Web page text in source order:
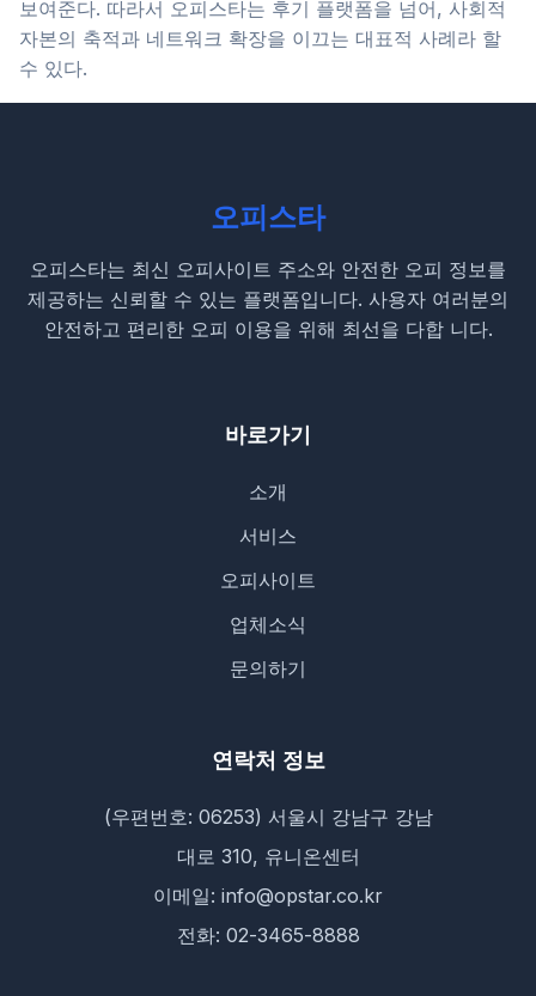
보여준다. 따라서 오피스타는 후기 플랫폼을 넘어, 사회적
자본의 축적과 네트워크 확장을 이끄는 대표적 사례라 할
수 있다.
오피스타
오피스타는 최신 오피사이트 주소와 안전한 오피 정보를
제공하는 신뢰할 수 있는 플랫폼입니다. 사용자 여러분의
안전하고 편리한 오피 이용을 위해 최선을 다합 니다.
바로가기
소개
서비스
오피사이트
업체소식
문의하기
연락처 정보
(우편번호: 06253) 서울시 강남구 강남
대로 310, 유니온센터
이메일: info@opstar.co.kr
전화: 02-3465-8888